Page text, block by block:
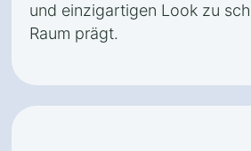
und einzigartigen Look zu
Raum prägt.